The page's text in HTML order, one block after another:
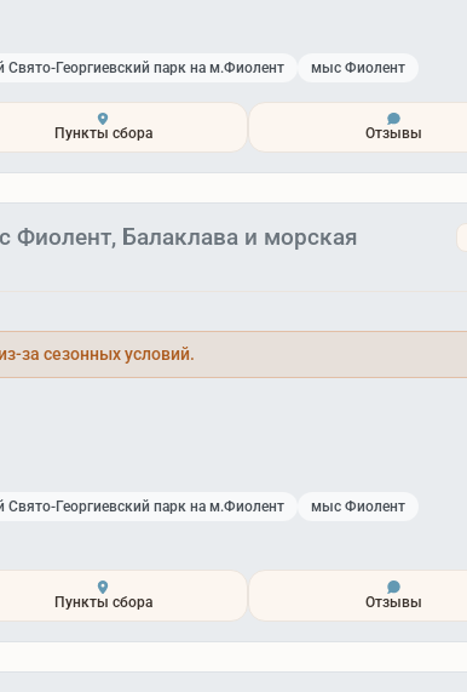
Георгиевский парк на м.Фиолент мыс Фиолент
Пункты сбора Отзывы
Балаклава и морская
за сезонных условий.
Свято-Георгиевский парк на м.Фиолент
мыс Фиолент
Пункты сбора Отзывы